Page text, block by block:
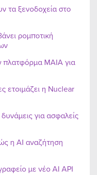
τα ξενοδοχεία στο
ρομποτική
πλατφόρμα MAIA για
ετοιμάζει η Nuclear
για ασφαλείς
η AI αναζήτηση
με νέο AI API